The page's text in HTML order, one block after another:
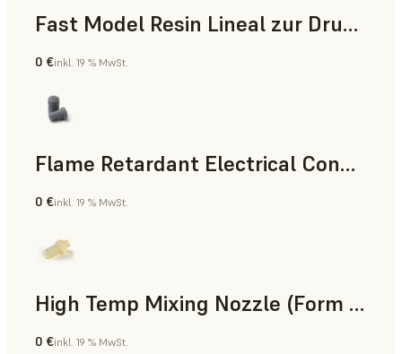
Fast Model Resin Lineal zur Druckzeitmessung
Standard
0 €inkl. 19 % MwSt.
Flame Retardant Electrical Connector (Form 4)
Technik
0 €inkl. 19 % MwSt.
High Temp Mixing Nozzle (Form 4)
Technik
0 €inkl. 19 % MwSt.